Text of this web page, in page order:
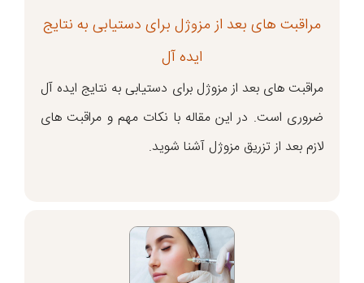
مراقبت های بعد از مزوژل برای دستیابی به نتایج
ایده آل
مراقبت های بعد از مزوژل برای دستیابی به نتایج ایده آل
ضروری است. در این مقاله با نکات مهم و مراقبت های
لازم بعد از تزریق مزوژل آشنا شوید.